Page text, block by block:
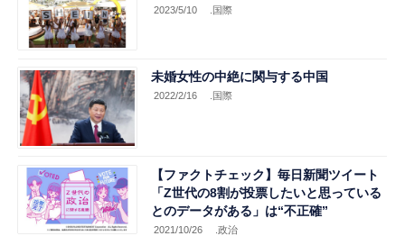
2023/5/10 .国際
未婚女性の中絶に関与する中国
2022/2/16 .国際
【ファクトチェック】毎日新聞ツイート
「Z世代の8割が投票したいと思っている
とのデータがある」は“不正確”
2021/10/26 .政治